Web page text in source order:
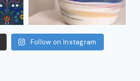
Follow on Instagram